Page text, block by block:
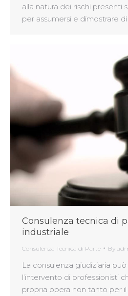
alla natura dei rischi presenti
per assumersi e dimostrare
Consulenza tecnica di
industriale
Consulenza Tecnica di Parte By
La consulenza giudiziaria
l’intervento di professionisti
propria opera non tanto per